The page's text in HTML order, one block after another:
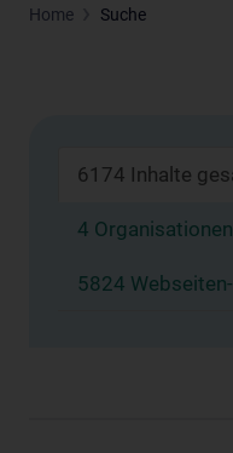
Home Suche
6174 Inhalte
4 Organisationen
5824